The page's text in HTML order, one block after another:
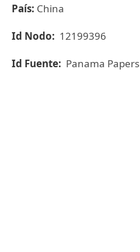
País: China
Id Nodo: 12199396
Id Fuente: Panama Papers